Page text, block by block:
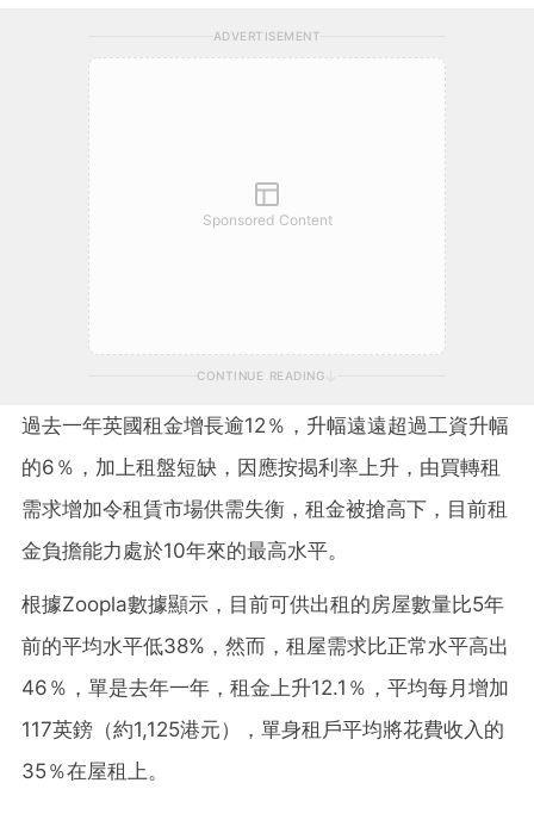
ADVERTISEMENT
Sponsored Content
CONTINUE READING
過去一年英國租金增長逾12％，升幅遠遠超過工資升幅
的6％，加上租盤短缺，因應按揭利率上升，由買轉租
需求增加令租賃市場供需失衡，租金被搶高下，目前租
金負擔能力處於10年來的最高水平。
根據Zoopla數據顯示，目前可供出租的房屋數量比5年
前的平均水平低38%，然而，租屋需求比正常水平高出
46％，單是去年一年，租金上升12.1％，平均每月增加
117英鎊（約1,125港元），單身租戶平均將花費收入的
35％在屋租上。